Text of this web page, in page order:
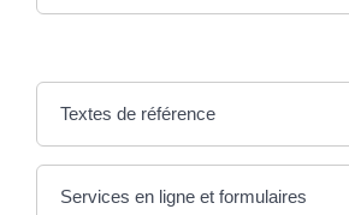
Textes de référence
Services en ligne et formulaires